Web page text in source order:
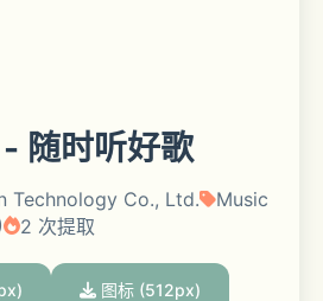
随时听好歌
Technology Co., Ltd.
Music
2 次提取
图标 (512px)